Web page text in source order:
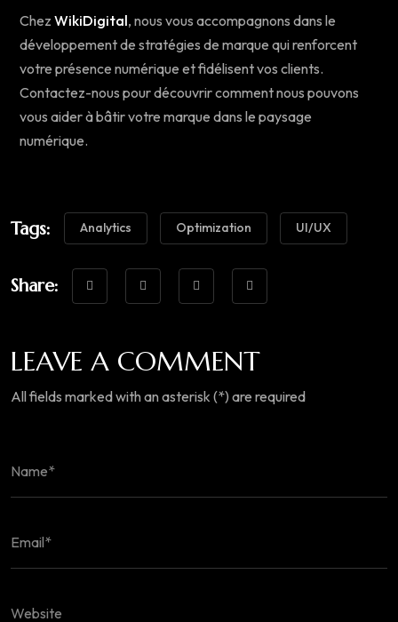
Chez WikiDigital, nous vous accompagnons dans le
développement de stratégies de marque qui renforcent
votre présence numérique et fidélisent vos clients.
Contactez-nous pour découvrir comment nous pouvons
vous aider à bâtir votre marque dans le paysage
numérique.
Tags: Analytics Optimization UI/UX
Share:
LEAVE A COMMENT
All fields marked with an asterisk (*) are required